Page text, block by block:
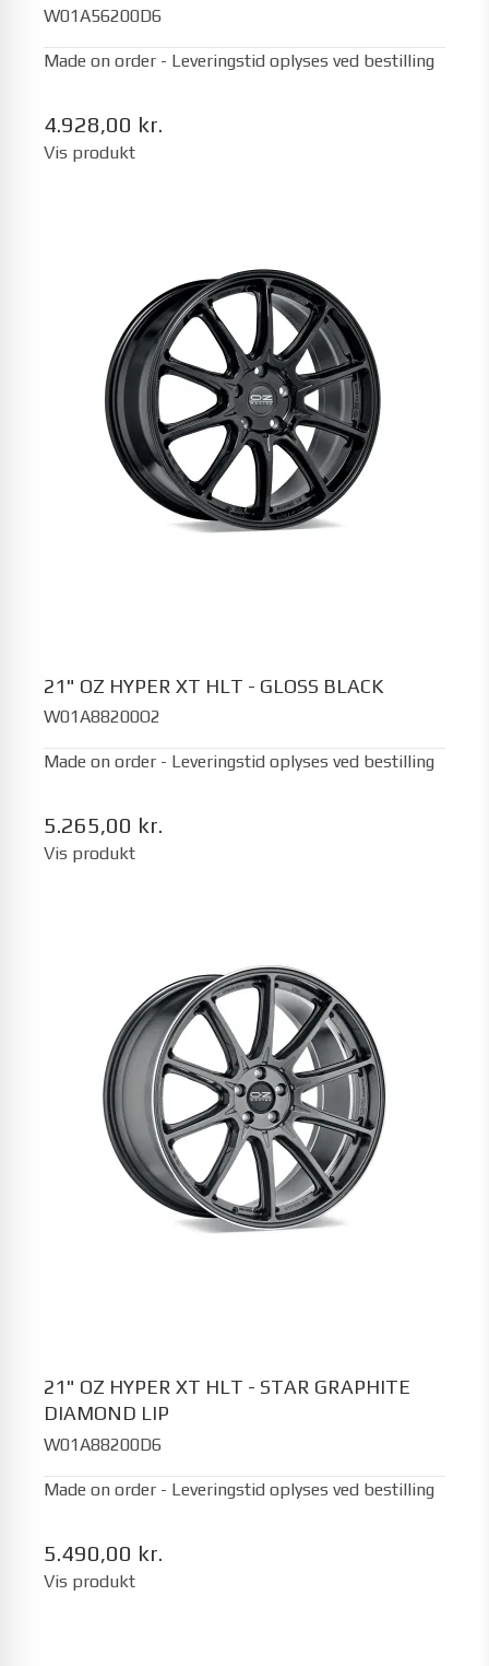
W01A56200D6
Made on order - Leveringstid oplyses ved bestilling
4.928,00 kr.
Vis produkt
21" OZ HYPER XT HLT - GLOSS BLACK
W01A88200O2
Made on order - Leveringstid oplyses ved bestilling
5.265,00 kr.
Vis produkt
21" OZ HYPER XT HLT - STAR GRAPHITE
DIAMOND LIP
W01A88200D6
Made on order - Leveringstid oplyses ved bestilling
5.490,00 kr.
Vis produkt